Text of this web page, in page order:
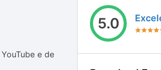
e de
5.0